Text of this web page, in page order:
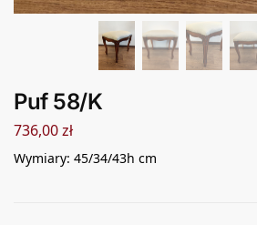
Puf 58/K
736,00zł
Wymiary: 45/34/43h cm